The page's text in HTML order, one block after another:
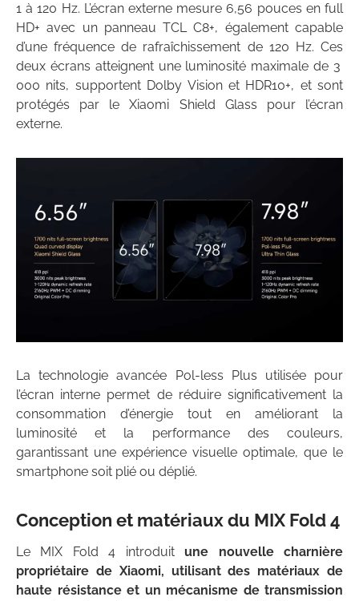
1 à 120 Hz. L’écran externe mesure 6,56 pouces en full
HD+ avec un panneau TCL C8+, également capable
d’une fréquence de rafraîchissement de 120 Hz. Ces
deux écrans atteignent une luminosité maximale de 3
000 nits, supportent Dolby Vision et HDR10+, et sont
protégés par le Xiaomi Shield Glass pour l’écran
externe.
La technologie avancée Pol-less Plus utilisée pour
l’écran interne permet de réduire significativement la
consommation d’énergie tout en améliorant la
luminosité et la performance des couleurs,
garantissant une expérience visuelle optimale, que le
smartphone soit plié ou déplié.
Conception et matériaux du MIX Fold 4
Le MIX Fold 4 introduit une nouvelle charnière
propriétaire de Xiaomi, utilisant des matériaux de
haute résistance et un mécanisme de transmission